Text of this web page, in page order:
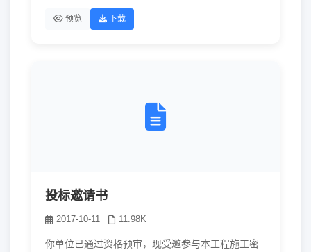
预览 下载
投标邀请书
2017-10-11 11.98K
你单位已通过资格预审，现受邀参与本工程施工密